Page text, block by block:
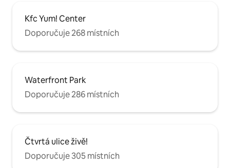
Kfc Yum! Center
Doporučuje 268 místních
Waterfront Park
Doporučuje 286 místních
Čtvrtá ulice živě!
Doporučuje 305 místních